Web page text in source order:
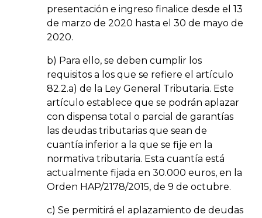
presentación e ingreso finalice desde el 13
de marzo de 2020 hasta el 30 de mayo de
2020.
b) Para ello, se deben cumplir los
requisitos a los que se refiere el artículo
82.2.a) de la Ley General Tributaria. Este
artículo establece que se podrán aplazar
con dispensa total o parcial de garantías
las deudas tributarias que sean de
cuantía inferior a la que se fije en la
normativa tributaria. Esta cuantía está
actualmente fijada en 30.000 euros, en la
Orden HAP/2178/2015, de 9 de octubre.
c) Se permitirá el aplazamiento de deudas